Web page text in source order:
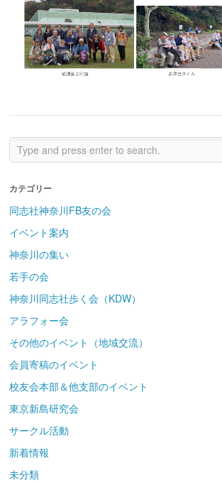
カテゴリー
同志社神奈川FB友の会
イベント案内
神奈川の集い
若手の会
神奈川同志社歩く会（KDW）
アラフォー会
その他のイベント（地域交流）
会員寄稿のイベント
校友会本部＆他支部のイベント
東京新島研究会
サークル活動
新着情報
未分類